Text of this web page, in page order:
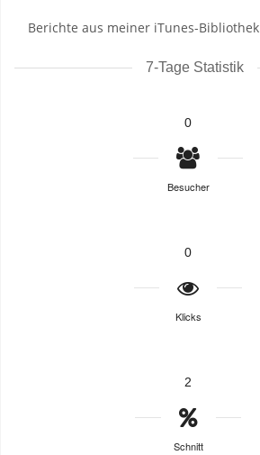
Berichte aus meiner iTunes-Bibliothek
7-Tage Statistik
0
Besucher
0
Klicks
2
Schnitt